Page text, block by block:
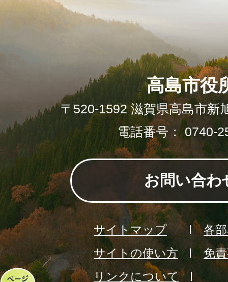
ペ
高島市役
〒520-1592 滋賀県高島市新
電話番号： 0740-
お問い合わ
サイトマップ
各
サイトの使い方
免
リンクについて